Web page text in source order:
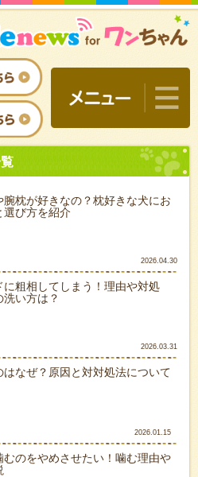
」の記事一覧
腕枕が好きなの？枕好きな犬にお
選び方を紹介
2026.04.30
に粗相してしまう！理由や対処
い方は？
2026.03.31
はなぜ？原因と対対処法について
2026.01.15
むのをやめさせたい！噛む理由や